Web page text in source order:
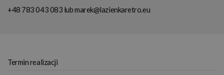
+48 783 043 083 lubmarek@lazienkaretro.eu
Termin realizacji